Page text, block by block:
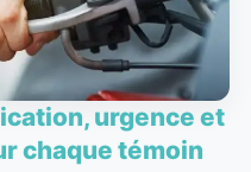
urgence et
chaque témoin